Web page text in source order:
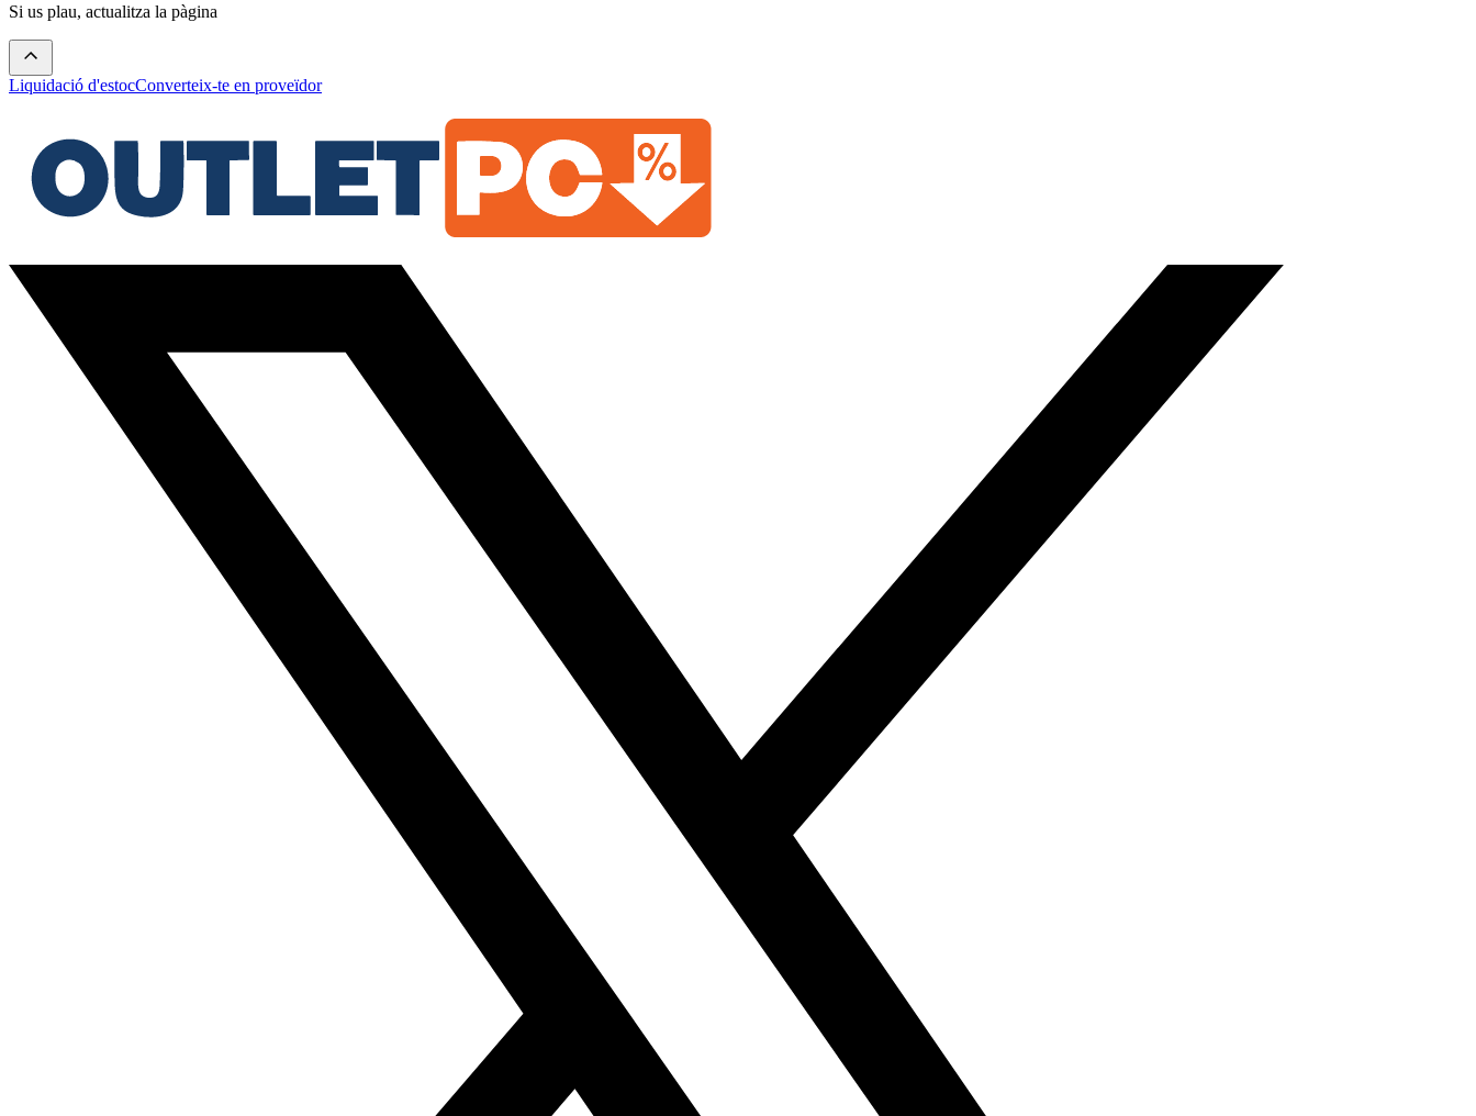
Si us plau, actualitza la pàgina
Liquidació d'estocConverteix-te en proveïdor